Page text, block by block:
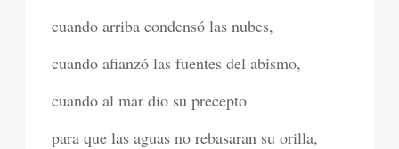
cuando arriba condensó las nubes,
cuando afianzó las fuentes del abismo,
cuando al mar dio su precepto
para que las aguas no rebasaran su orilla,